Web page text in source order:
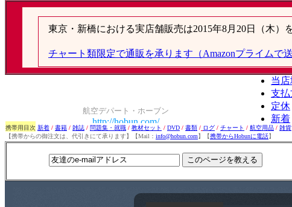
携帯用目次 新着 / 書籍 / 雑誌 / 問題集・就職 / 教材セット / DVD / 書類 / ログ / チャート / 航空用品 / 雑貨
【携帯からの御注文は、代引きにて承ります】【Mail： info@hobun.com】【携帯からHobunに電話】